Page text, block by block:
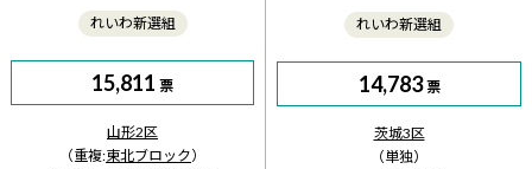
れいわ新選組
15,811 票
山形2区
（重複:東北ブロック）
れいわ新選組
14,783 票
茨城3区
（単独）